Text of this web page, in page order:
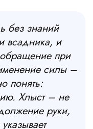
без знаний
всадника, и
при
силы –
понять:
Хлыст – не
руки,